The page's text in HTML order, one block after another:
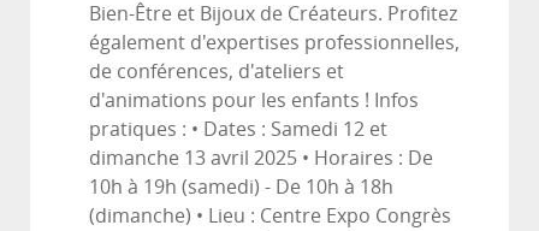
Bien-Être et Bijoux de Créateurs. Profitez
également d'expertises professionnelles,
de conférences, d'ateliers et
d'animations pour les enfants ! Infos
pratiques : • Dates : Samedi 12 et
dimanche 13 avril 2025 • Horaires : De
10h à 19h (samedi) - De 10h à 18h
(dimanche) • Lieu : Centre Expo Congrès